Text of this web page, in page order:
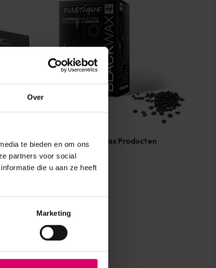
Over
te bieden en om ons
partners voor social
die u aan ze heeft
Marketing
Lash eXtend Wax Producten